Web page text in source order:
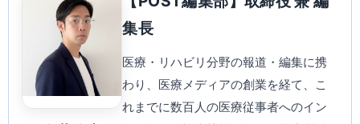
集長
医療・リハビリ分野の報道・編集に携
わり、医療メディアの創業を経て、こ
れまでに数百人の医療従事者へのイン